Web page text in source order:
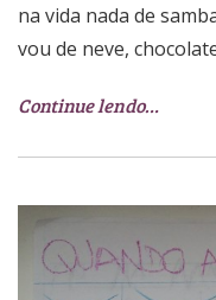
na vida nada de
vou de neve,
Continue lendo…